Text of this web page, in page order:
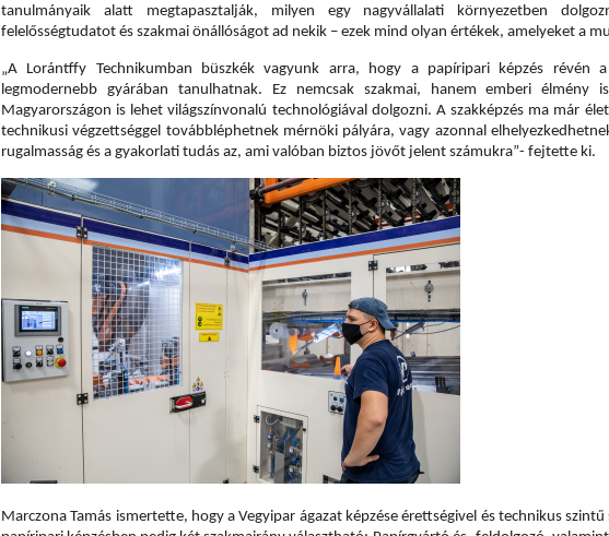
tanulmányaik alatt megtapasztalják, milyen egy nagyvállalati környezetben
felelősségtudatot és szakmai önállóságot ad nekik – ezek mind olyan értékek, amelyeket a
„A Lorántffy Technikumban büszkék vagyunk arra, hogy a papíripari képzés révén
legmodernebb gyárában tanulhatnak. Ez nemcsak szakmai, hanem emberi
Magyarországon is lehet világszínvonalú technológiával dolgozni. A szakképzés ma már
technikusi végzettséggel továbbléphetnek mérnöki pályára, vagy azonnal
rugalmasság és a gyakorlati tudás az, ami valóban biztos jövőt jelent számukra”- fejtette ki.
Marczona Tamás ismertette, hogy a Vegyipar ágazat képzése érettségivel és technikus